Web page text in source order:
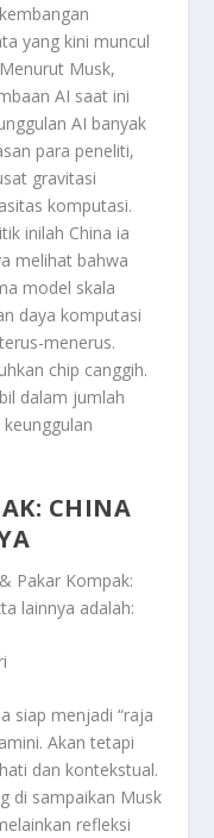
yang kini muncul
Musk,
AI saat ini
AI banyak
para peneliti,
gravitasi
komputasi.
inilah China ia
melihat bahwa
model skala
daya komputasi
menerus.
chip canggih.
dalam jumlah
CHINA
Pakar Kompak:
lainnya adalah:
siap menjadi “raja
Akan tetapi
dan kontekstual.
di sampaikan Musk
refleksi